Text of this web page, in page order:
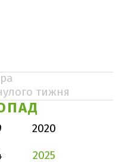
тижня
2020
2025